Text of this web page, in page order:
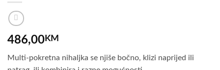
486,00KM
Multi-pokretna nihaljka se njiše bočno, klizi naprijed ili